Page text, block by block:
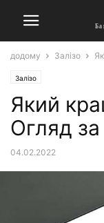
додому Залізо
Залізо
Який
Огляд
04.02.2022